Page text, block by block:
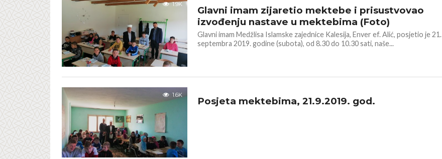
1.9K
Glavni imam zijaretio mektebe i prisustvovao
izvođenju nastave u mektebima (Foto)
Glavni imam Medžlisa Islamske zajednice Kalesija, Enver ef. Alić, posjetio je 21.
septembra 2019. godine (subota), od 8.30 do 10.30 sati, naše...
1.6K
Posjeta mektebima, 21.9.2019. god.